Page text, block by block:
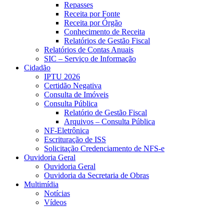
Repasses
Receita por Fonte
Receita por Órgão
Conhecimento de Receita
Relatórios de Gestão Fiscal
Relatórios de Contas Anuais
SIC – Serviço de Informação
Cidadão
IPTU 2026
Certidão Negativa
Consulta de Imóveis
Consulta Pública
Relatório de Gestão Fiscal
Arquivos – Consulta Pública
NF-Eletrônica
Escrituração de ISS
Solicitação Credenciamento de NFS-e
Ouvidoria Geral
Ouvidoria Geral
Ouvidoria da Secretaria de Obras
Multimídia
Notícias
Vídeos